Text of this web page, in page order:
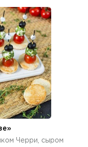
Черри, сыром